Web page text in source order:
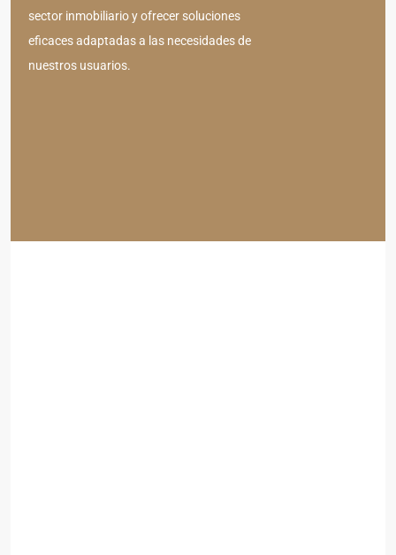
sector inmobiliario y ofrecer soluciones
eficaces adaptadas a las necesidades de
nuestros usuarios.